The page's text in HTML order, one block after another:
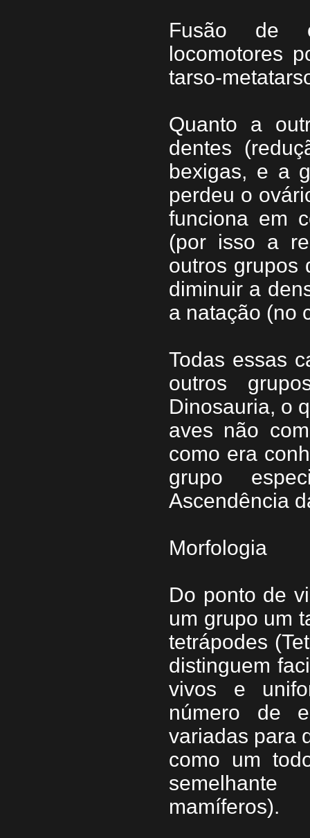
Fusão de
locomotores
tarso-
Quanto a
dentes
bexigas, e a
perdeu o
funciona em
(por isso a
outros grupos
diminuir a
a natação (no
Todas essas
outros
Dinosauria, o
aves não
como era
grupo
Ascendência
Morfologia
Do ponto de
um grupo um
tetrápodes
distinguem
vivos e
número de
variadas para
como um
mamíferos).